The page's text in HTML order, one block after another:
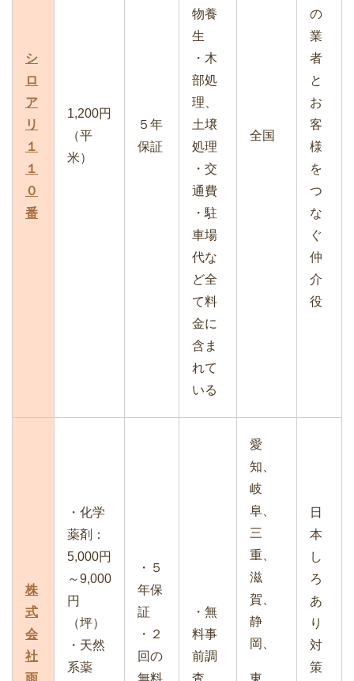
シ
ロ
ア
リ
１
１
０
番
1,200円
（平
米）
５年
保証
物養
生
・木
部処
理、
土壌
処理
・交
通費
・駐
車場
代な
ど全
て料
金に
含ま
れて
いる
全国
の
業
者
と
お
客
様
を
つ
な
ぐ
仲
介
役
株
式
会
社
・化学
薬剤：
5,000円
～9,000
円
（坪）
・天然
系薬
・５
年保
証
・２
回の
・無
料事
前調
愛
知、
岐
阜、
三
重、
滋
賀、
静
岡、
日
本
し
ろ
あ
り
対
策